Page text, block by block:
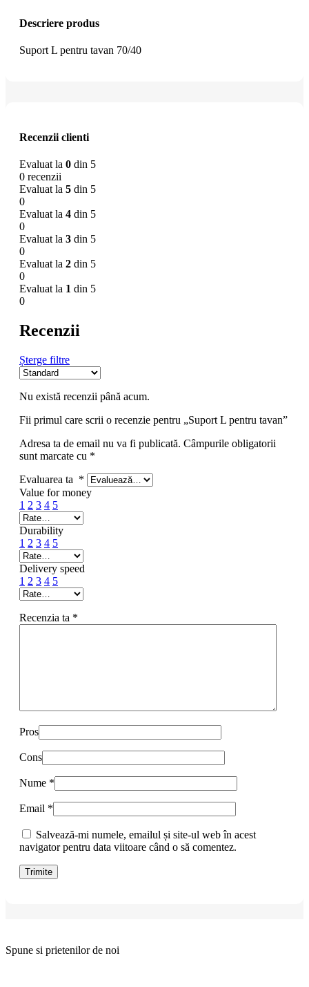
Descriere produs
Suport L pentru tavan 70/40
Recenzii clienti
Evaluat la 0 din 5
0 recenzii
Evaluat la 5 din 5
0
Evaluat la 4 din 5
0
Evaluat la 3 din 5
0
Evaluat la 2 din 5
0
Evaluat la 1 din 5
0
Recenzii
Șterge filtre
Nu există recenzii până acum.
Fii primul care scrii o recenzie pentru „Suport L pentru tavan”
Adresa ta de email nu va fi publicată. Câmpurile obligatorii
sunt marcate cu *
Evaluarea ta *
Value for money
1 2 3 4 5
Durability
1 2 3 4 5
Delivery speed
1 2 3 4 5
Recenzia ta *
Pros
Cons
Nume *
Email *
Salvează-mi numele, emailul și site-ul web în acest
navigator pentru data viitoare când o să comentez.
Spune si prietenilor de noi